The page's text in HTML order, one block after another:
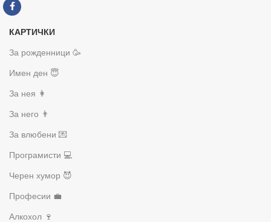
КАРТИЧКИ
За рожденници 🥳
Имен ден 😇
За нея 👩
За него 👨
За влюбени 💌
Програмисти 💻
Черен хумор 😈
Професии 💼
Алкохол 🍷